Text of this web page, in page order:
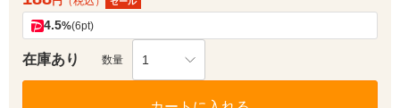
4.5%(6pt)
在庫あり 数量 1